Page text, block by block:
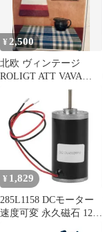
¥2,500
北欧 ヴィンテージ
ROLIGT ATT VAVA
1967 スウェーデン
¥ 1,829
285L1158 DCモーター
速度可変 永久磁石 12V